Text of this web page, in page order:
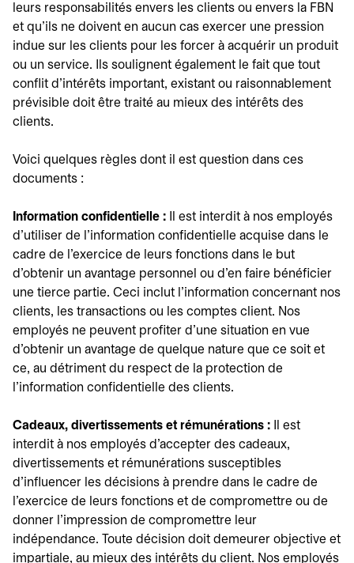
leurs responsabilités envers les clients ou envers la FBN
et qu'ils ne doivent en aucun cas exercer une pression
indue sur les clients pour les forcer à acquérir un produit
ou un service. Ils soulignent également le fait que tout
conflit d'intérêts important, existant ou raisonnablement
prévisible doit être traité au mieux des intérêts des
clients.
Voici quelques règles dont il est question dans ces
documents :
Information confidentielle :
Il est interdit à nos employés
d'utiliser de l'information confidentielle acquise dans le
cadre de l'exercice de leurs fonctions dans le but
d'obtenir un avantage personnel ou d'en faire bénéficier
une tierce partie. Ceci inclut l'information concernant nos
clients, les transactions ou les comptes client. Nos
employés ne peuvent profiter d'une situation en vue
d'obtenir un avantage de quelque nature que ce soit et
ce, au détriment du respect de la protection de
l'information confidentielle des clients.
Cadeaux, divertissements et rémunérations :
Il est
interdit à nos employés d'accepter des cadeaux,
divertissements et rémunérations susceptibles
d'influencer les décisions à prendre dans le cadre de
l'exercice de leurs fonctions et de compromettre ou de
donner l'impression de compromettre leur
indépendance. Toute décision doit demeurer objective et
impartiale, au mieux des intérêts du client. Nos employés